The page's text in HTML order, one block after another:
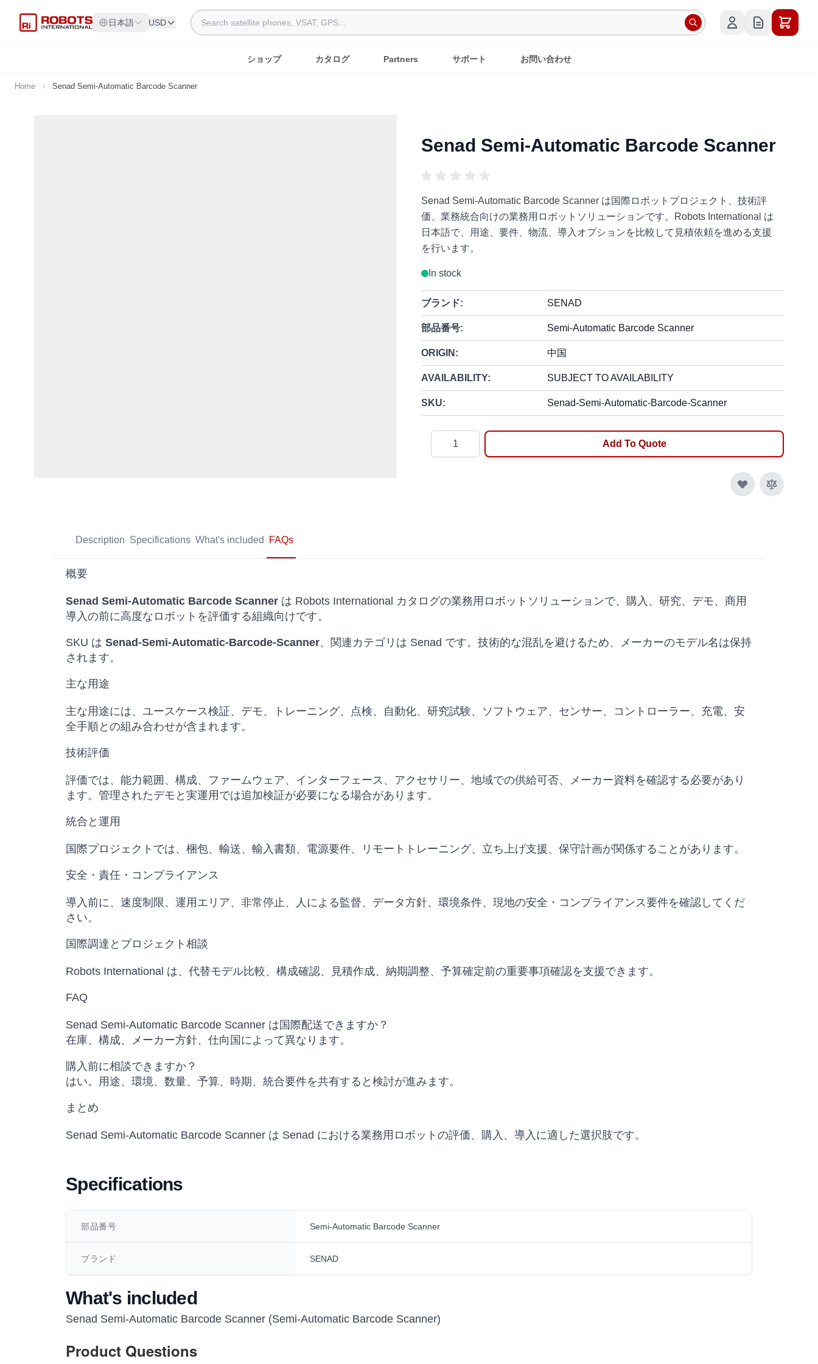
日本語 USD
Search
ショップ カタログ Partners サポート お問い合わせ
Home Senad Semi-Automatic Barcode Scanner
Senad Semi-Automatic Barcode Scanner
Senad Semi-Automatic Barcode Scanner は国際ロボットプロジェクト、技術評
価、業務統合向けの業務用ロボットソリューションです。Robots International は
日本語で、用途、要件、物流、導入オプションを比較して見積依頼を進める支援
を行います。
In stock
ブランド: SENAD
部品番号: Semi-Automatic Barcode Scanner
ORIGIN: 中国
AVAILABILITY: SUBJECT TO AVAILABILITY
SKU: Senad-Semi-Automatic-Barcode-Scanner
Add To Quote
Description Specifications What's included FAQs
概要
Senad Semi-Automatic Barcode Scanner は Robots International カタログの業務用ロボットソリューションで、購入、研究、デモ、商用
導入の前に高度なロボットを評価する組織向けです。
SKU は Senad-Semi-Automatic-Barcode-Scanner、関連カテゴリは Senad です。技術的な混乱を避けるため、メーカーのモデル名は保持
されます。
主な用途
主な用途には、ユースケース検証、デモ、トレーニング、点検、自動化、研究試験、ソフトウェア、センサー、コントローラー、充電、安
全手順との組み合わせが含まれます。
技術評価
評価では、能力範囲、構成、ファームウェア、インターフェース、アクセサリー、地域での供給可否、メーカー資料を確認する必要があり
ます。管理されたデモと実運用では追加検証が必要になる場合があります。
統合と運用
国際プロジェクトでは、梱包、輸送、輸入書類、電源要件、リモートトレーニング、立ち上げ支援、保守計画が関係することがあります。
安全・責任・コンプライアンス
導入前に、速度制限、運用エリア、非常停止、人による監督、データ方針、環境条件、現地の安全・コンプライアンス要件を確認してくだ
さい。
国際調達とプロジェクト相談
Robots International は、代替モデル比較、構成確認、見積作成、納期調整、予算確定前の重要事項確認を支援できます。
FAQ
Senad Semi-Automatic Barcode Scanner は国際配送できますか？
在庫、構成、メーカー方針、仕向国によって異なります。
購入前に相談できますか？
はい。用途、環境、数量、予算、時期、統合要件を共有すると検討が進みます。
まとめ
Senad Semi-Automatic Barcode Scanner は Senad における業務用ロボットの評価、購入、導入に適した選択肢です。
Specifications
部品番号 Semi-Automatic Barcode Scanner
ブランド SENAD
What's included
Senad Semi-Automatic Barcode Scanner (Semi-Automatic Barcode Scanner)
Product Questions